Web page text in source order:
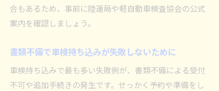
合もあるため、事前に陸運局や軽自動車検査協会の公式
案内を確認しましょう。
書類不備で車検持ち込みが失敗しないために
車検持ち込みで最も多い失敗例が、書類不備による受付
不可や追加手続きの発生です。せっかく予約や準備をし